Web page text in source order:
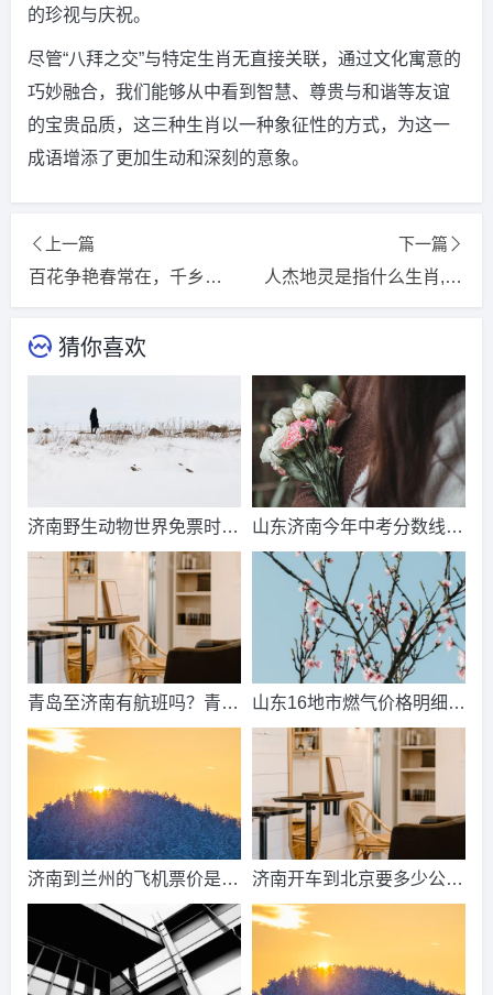
的珍视与庆祝。
尽管“八拜之交”与特定生肖无直接关联，通过文化寓意的
巧妙融合，我们能够从中看到智慧、尊贵与和谐等友谊
的宝贵品质，这三种生肖以一种象征性的方式，为这一
成语增添了更加生动和深刻的意象。
上一篇
百花争艳春常在，千乡万里未回还是指代表什么生肖，精选词语释义解释落实
下一篇
人杰地灵是指什么生肖,打一精选词语释义解释落实
猜你喜欢
济南野生动物世界免票时
间？济南动物王国票价？
山东济南今年中考分数线出
来了吗？济南中考总分多
青岛至济南有航班吗？青岛
到济南的高铁票多钱？
山东16地市燃气价格明细？
2021山东天然气费收费标
济南到兰州的飞机票价是多
少？济南到兰州飞机要多
久？
济南开车到北京要多少公
里、时间、过路费、油钱？